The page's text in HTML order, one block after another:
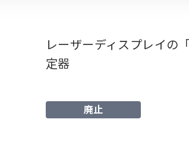
レーザーディスプレイの
定器
廃止